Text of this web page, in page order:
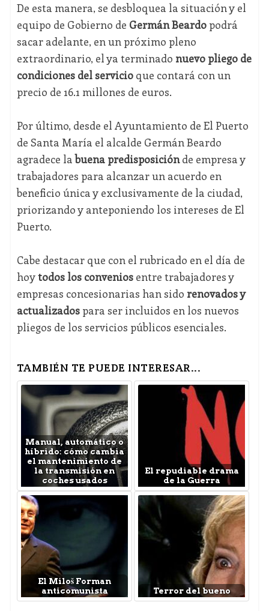
De esta manera, se desbloquea la situación y el
equipo de Gobierno de Germán Beardopodrá
sacar adelante, en un próximo pleno
extraordinario, el ya terminado nuevo pliego de
condiciones del servicioque contará con un
precio de 16.1 millones de euros.
Por último, desde el Ayuntamiento de El Puerto
de Santa María el alcalde Germán Beardo
agradece labuena predisposiciónde empresa y
trabajadores para alcanzar un acuerdo en
beneficio única y exclusivamente de la ciudad,
priorizando y anteponiendo los intereses de El
Puerto.
Cabe destacar que con el rubricado en el día de
hoytodos los conveniosentre trabajadores y
empresas concesionarias han sido renovados y
actualizadospara ser incluidos en los nuevos
pliegos de los servicios públicos esenciales.
TAMBIÉN TE PUEDE INTERESAR...
Manual, automático o
híbrido: cómo cambia
el mantenimiento de
la transmisión en
coches usados
El repudiable drama
de la Guerra
El Miloš Forman
anticomunista
Terror del bueno